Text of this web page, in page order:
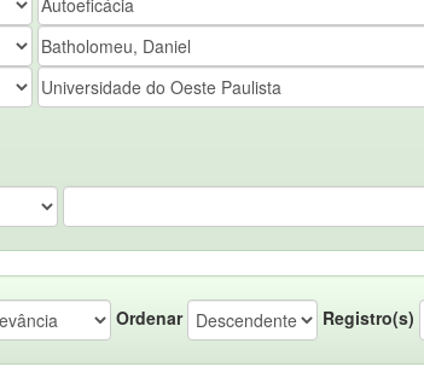
Ordenar Registro(s)